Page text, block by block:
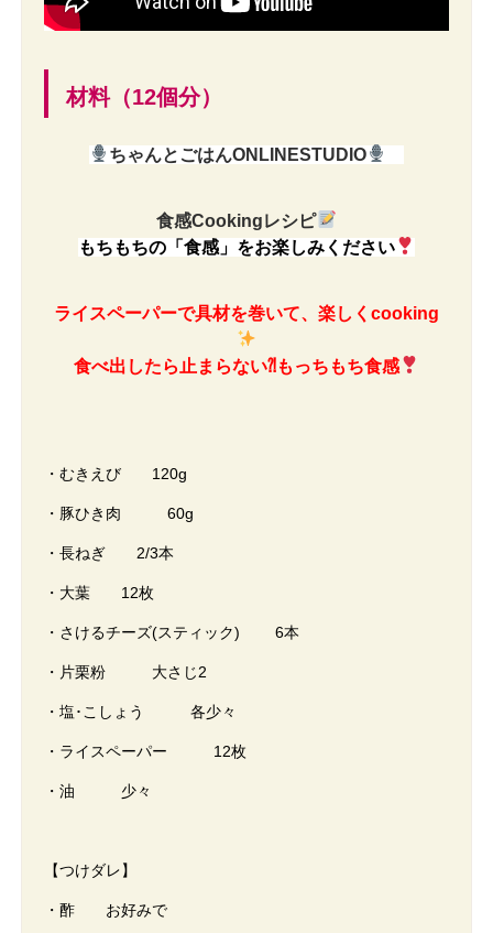
材料（12個分）
ちゃんとごはんONLINESTUDIO
食感Cookingレシピ
もちもちの「食感」をお楽しみください
ライスペーパーで具材を巻いて、楽しくcooking
食べ出したら止まらない⁈もっちもち食感
・むきえび 120g
・豚ひき肉 60g
・長ねぎ 2/3本
・大葉 12枚
・さけるチーズ(スティック) 6本
・片栗粉 大さじ2
・塩･こしょう 各少々
・ライスペーパー 12枚
・油 少々
【つけダレ】
・酢 お好みで